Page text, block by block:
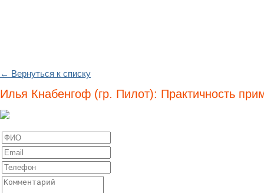
← Вернуться к списку
Илья Кнабенгоф (гр. Пилот): Практичность